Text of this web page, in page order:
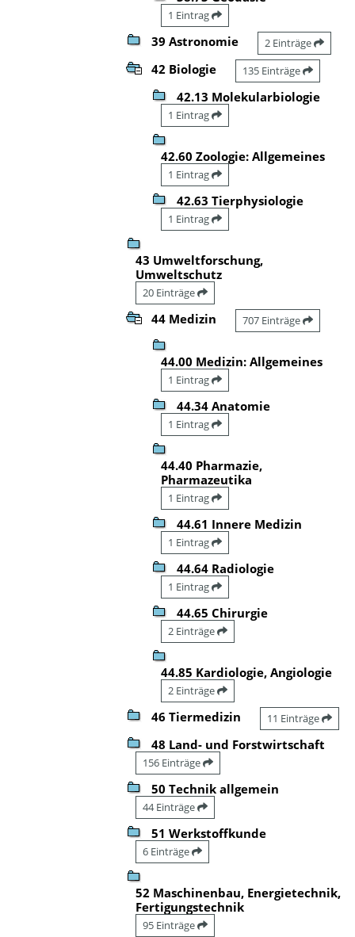
1 Eintrag
39 Astronomie 2 Einträge
42 Biologie 135 Einträge
42.13 Molekularbiologie
1 Eintrag
42.60 Zoologie: Allgemeines
1 Eintrag
42.63 Tierphysiologie
1 Eintrag
43 Umweltforschung,
Umweltschutz
20 Einträge
44 Medizin 707 Einträge
44.00 Medizin: Allgemeines
1 Eintrag
44.34 Anatomie
1 Eintrag
44.40 Pharmazie,
Pharmazeutika
1 Eintrag
44.61 Innere Medizin
1 Eintrag
44.64 Radiologie
1 Eintrag
44.65 Chirurgie
2 Einträge
44.85 Kardiologie, Angiologie
2 Einträge
46 Tiermedizin 11 Einträge
48 Land- und Forstwirtschaft
156 Einträge
50 Technik allgemein
44 Einträge
51 Werkstoffkunde
6 Einträge
52 Maschinenbau, Energietechnik,
Fertigungstechnik
95 Einträge